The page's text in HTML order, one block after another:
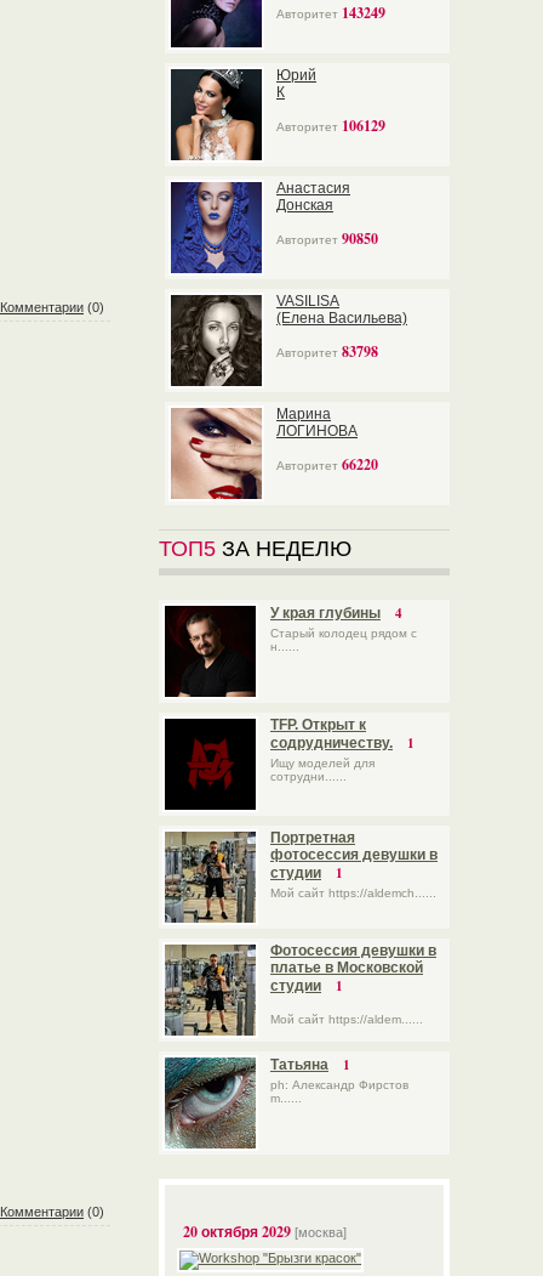
Комментарии (0)
Комментарии (0)
Авторитет 143249
Юрий
К
Авторитет 106129
Анастасия
Донская
Авторитет 90850
VASILISA
(Елена Васильева)
Авторитет 83798
Марина
ЛОГИНОВА
Авторитет 66220
ТОП5 ЗА НЕДЕЛЮ
У края глубины 4
Старый колодец рядом с
н......
TFP. Открыт к
содрудничеству.
1
Ищу моделей для
сотрудни......
Портретная
фотосессия девушки в
студии
1
Мой сайт https://aldemch......
Фотосессия девушки в
платье в Московской
студии
1
Мой сайт https://aldem......
Татьяна 1
ph: Александр Фирстов
m......
20 октября 2029 [москва]